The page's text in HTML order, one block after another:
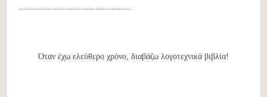
………………………………………………………
Όταν έχω ελεύθερο χρόνο, διαβάζω λογοτεχνικά βιβλία!